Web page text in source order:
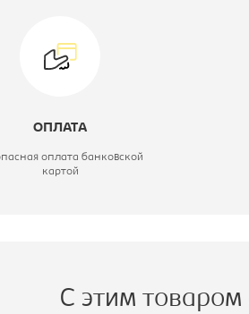
ОПЛАТА
оплата банковской
картой
С этим товаром